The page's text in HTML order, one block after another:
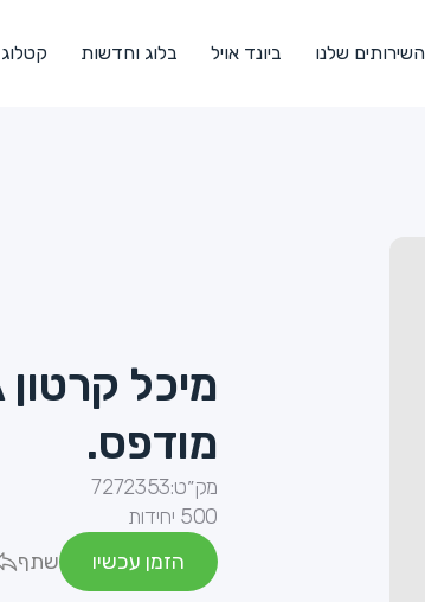
השירותים שלנו ביונד אויל בלוג וחדשות קטלוג
מודפס.
מק״ט:7272353
500 יחידות
הזמן עכשיו
שתף